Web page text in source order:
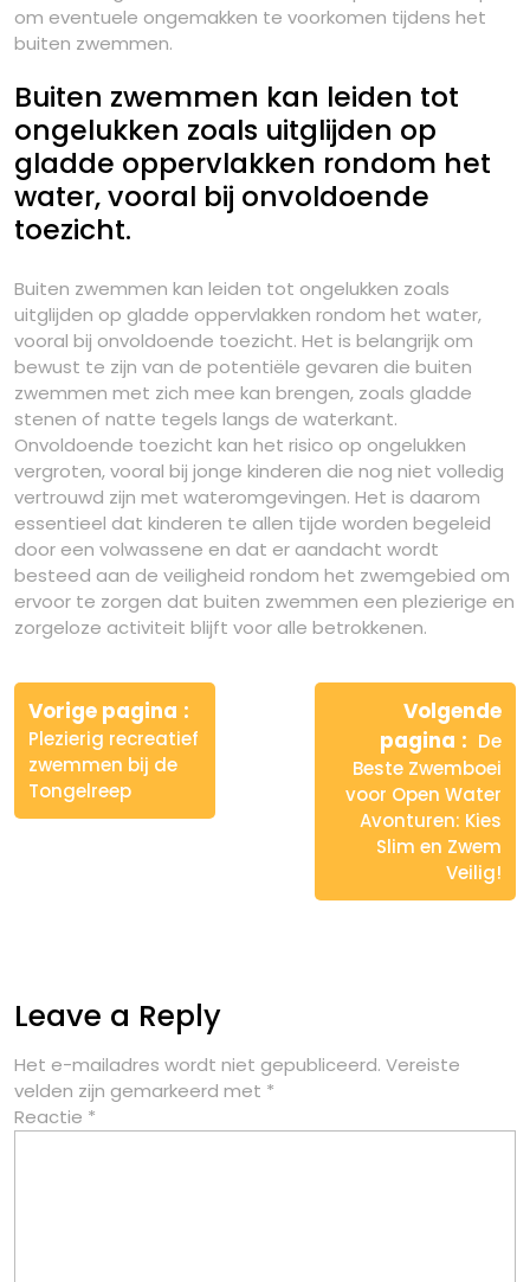
om eventuele ongemakken te voorkomen tijdens het
buiten zwemmen.
Buiten zwemmen kan leiden tot
ongelukken zoals uitglijden op
gladde oppervlakken rondom het
water, vooral bij onvoldoende
toezicht.
Buiten zwemmen kan leiden tot ongelukken zoals
uitglijden op gladde oppervlakken rondom het water,
vooral bij onvoldoende toezicht. Het is belangrijk om
bewust te zijn van de potentiële gevaren die buiten
zwemmen met zich mee kan brengen, zoals gladde
stenen of natte tegels langs de waterkant.
Onvoldoende toezicht kan het risico op ongelukken
vergroten, vooral bij jonge kinderen die nog niet volledig
vertrouwd zijn met wateromgevingen. Het is daarom
essentieel dat kinderen te allen tijde worden begeleid
door een volwassene en dat er aandacht wordt
besteed aan de veiligheid rondom het zwemgebied om
ervoor te zorgen dat buiten zwemmen een plezierige en
zorgeloze activiteit blijft voor alle betrokkenen.
Berichtnavigatie
Vorige pagina
Plezierig recreatief
zwemmen bij de
Tongelreep
Volgende
pagina
De
Beste Zwemboei
voor Open Water
Avonturen: Kies
Slim en Zwem
Veilig!
Leave a Reply
Het e-mailadres wordt niet gepubliceerd. Vereiste
velden zijn gemarkeerd met *
Reactie *